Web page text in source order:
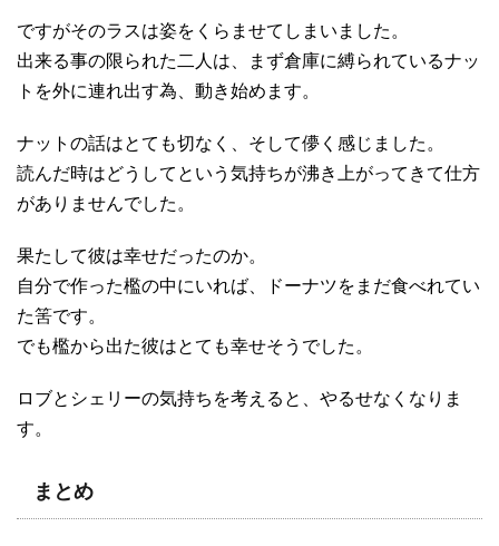
ですがそのラスは姿をくらませてしまいました。
出来る事の限られた二人は、まず倉庫に縛られているナッ
トを外に連れ出す為、動き始めます。
ナットの話はとても切なく、そして儚く感じました。
読んだ時はどうしてという気持ちが沸き上がってきて仕方
がありませんでした。
果たして彼は幸せだったのか。
自分で作った檻の中にいれば、ドーナツをまだ食べれてい
た筈です。
でも檻から出た彼はとても幸せそうでした。
ロブとシェリーの気持ちを考えると、やるせなくなりま
す。
まとめ